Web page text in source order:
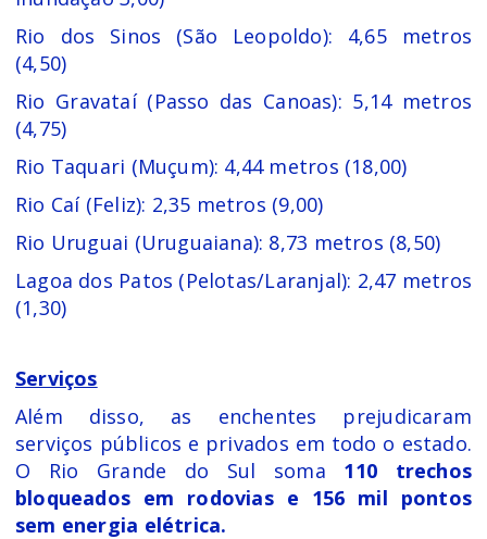
Rio dos Sinos (São Leopoldo): 4,65 metros
(4,50)
Rio Gravataí (Passo das Canoas): 5,14 metros
(4,75)
Rio Taquari (Muçum): 4,44 metros (18,00)
Rio Caí (Feliz): 2,35 metros (9,00)
Rio Uruguai (Uruguaiana): 8,73 metros (8,50)
Lagoa dos Patos (Pelotas/Laranjal): 2,47 metros
(1,30)
Serviços
Além disso, as enchentes prejudicaram
serviços públicos e privados em todo o estado.
O Rio Grande do Sul soma 110 trechos
bloqueados em rodovias e 156 mil pontos
sem energia elétrica.